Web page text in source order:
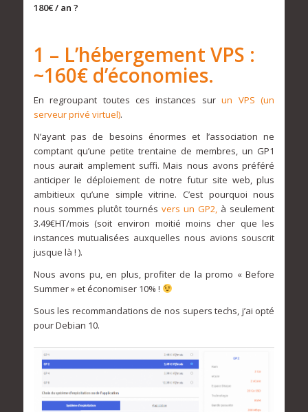
180€ / an ?
1 – L’hébergement VPS :
~160€ d’économies.
En regroupant toutes ces instances surun VPS (un
serveur privé virtuel).
N’ayant pas de besoins énormes et l’association ne
comptant qu’une petite trentaine de membres, un GP1
nous aurait amplement suffi. Mais nous avons préféré
anticiper le déploiement de notre futur site web, plus
ambitieux qu’une simple vitrine. C’est pourquoi nous
nous sommes plutôt tournés vers un GP2, à seulement
3.49€HT/mois (soit environ moitié moins cher que les
instances mutualisées auxquelles nous avions souscrit
jusque là ! ).
Nous avons pu, en plus, profiter de la promo « Before
Summer » et économiser 10% !
Sous les recommandations de nos supers techs, j’ai opté
pour Debian 10.